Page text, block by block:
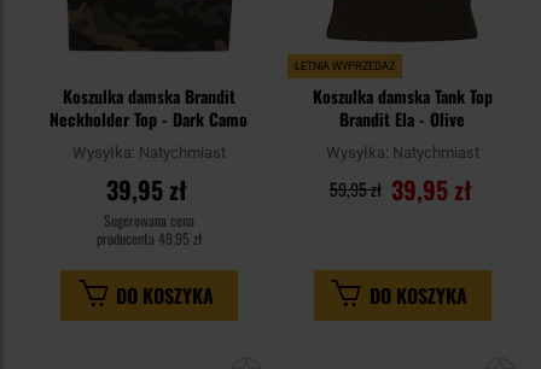
Koszulka damska Brandit
Neckholder Top - Dark Camo
Wysyłka: Natychmiast
39,95 zł
Sugerowana cena
producenta 49,95 zł
DO KOSZYKA
LETNIA WYPRZEDAŻ
Koszulka damska Tank Top
Brandit Ela - Olive
Wysyłka: Natychmiast
39,95 zł
59,95 zł
DO KOSZYKA